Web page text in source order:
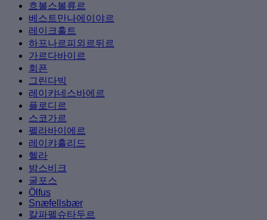
흐볼스볼류르
베스트만나에이야르
레이크홀트
하프나르피외르뒤르
가르다바이르
회픈
그린다빅
레이캬네스바에르
플로디르
스코가르
펠라바이에르
레이캬흘리드
헬라
밤스비크
굴포스
Ölfus
Snæfellsbær
칼파펠슈타두르